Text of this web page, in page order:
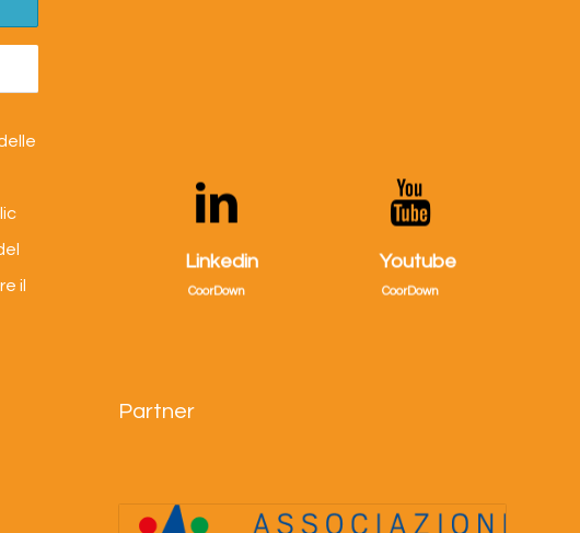
il
Linkedin
CoorDown
Visitaci
Youtube
CoorDown
Visitaci
Partner